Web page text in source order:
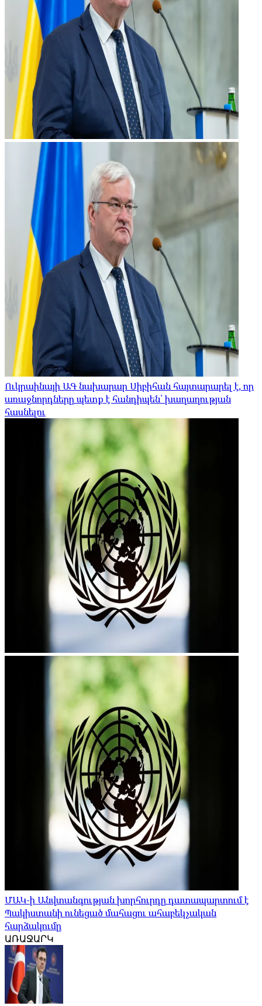
Ուկրաինայի ԱԳ նախարար Սիբիհան հայտարարել է, որ
առաջնորդները պետք է հանդիպեն՝ խաղաղության
հասնելու
ՄԱԿ-ի Անվտանգության խորհուրդը դատապարտում է
Պակիստանի ունեցած մահացու ահաբեկչական
հարձակումը
ԱՌԱՋԱՐԿ